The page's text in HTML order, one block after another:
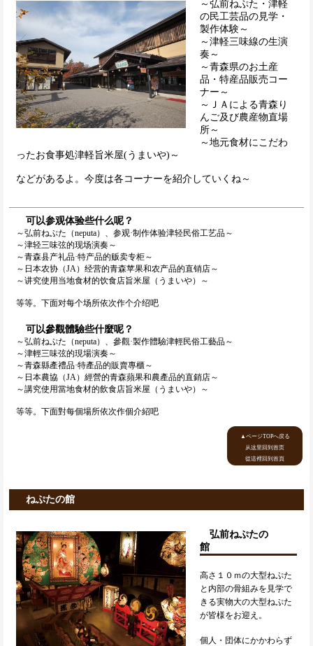
～弘前ねぷた・津軽
の民工芸品の見学・
製作体験～
～津軽三味線の生演
奏～
～青森県のお土産
品・特産品販売コー
ナー～
～ＪＡによる青森り
んご及び農産物直場
所～
～地元食材にこだわ
ったお食事処津軽旨米屋(うまいや)～
などがあるよ。今度は各コーナーを紹介していくね～
可以参观体验些什么呢？
～弘前ねぷた（neputa）、参观·制作体验津轻民俗工艺品～
～津轻三味弦的现场演奏～
～青森县产礼品·特产品的贩卖专柜～
～日本农协（JA）经营的青森苹果和农产品的直销店～
～讲究使用当地食材的饮食店旨米屋（うまいや）～
等等。下面对每个场所依次作个介绍吧
可以參觀體驗些什麼呢？
～弘前ねぷた（neputa）、參觀·製作體驗津輕民俗工藝品～
～津輕三味弦的現場演奏～
～青森縣產禮品·特產品的販賣專櫃～
～日本農協（JA）經營的青森蘋果和農產品的直銷店～
～講究使用當地食材的飲食店旨米屋（うまいや）～
等等。下面對每個場所依次作個介紹吧
▲ページTOPへ戻る
从这里回到首页
從這裡回到首頁
ねぷたの館
弘前ねぷたの
館
高さ１０ｍの大型ねぷた
と内部の骨組みを見学で
きる実物大の大型ねぷた
が皆様をお迎え。
個人・団体にかかわらず